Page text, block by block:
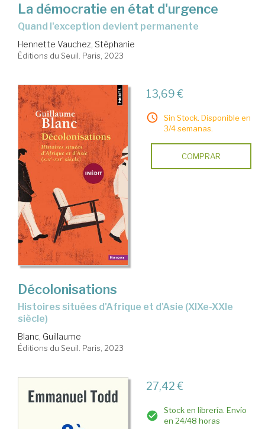
La démocratie en état d'urgence
quand l'exception devient permanente
Hennette Vauchez, Stéphanie
Éditions du Seuil. Paris, 2023
13,69 €
Sin Stock. Disponible en
3/4 semanas.
COMPRAR
Décolonisations
histoires situées d'Afrique et d'Asie (XIXe-XXIe
siècle)
Blanc, Guillaume
Éditions du Seuil. Paris, 2023
27,42 €
Stock en librería. Envío
en 24/48 horas